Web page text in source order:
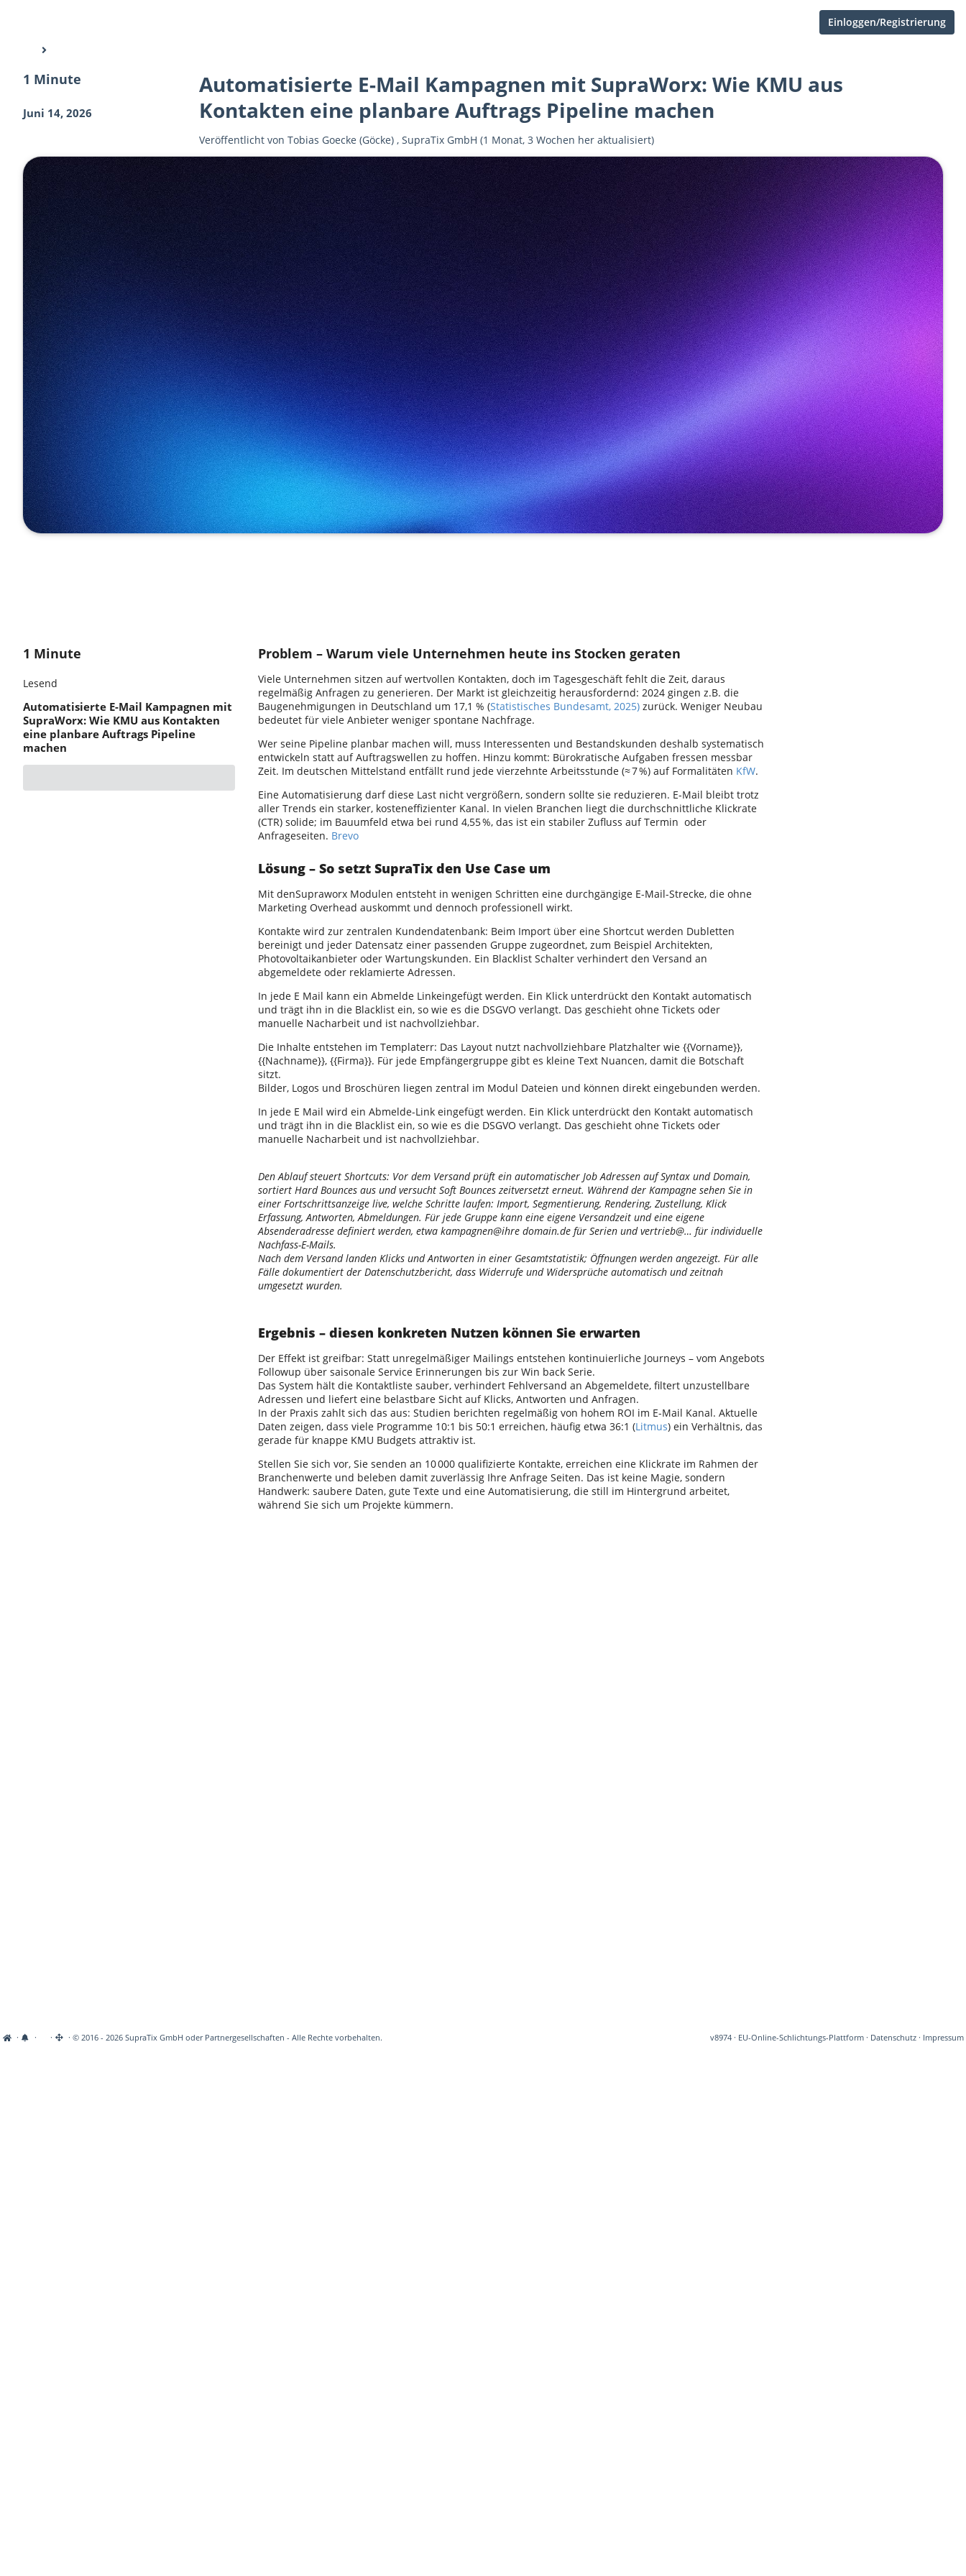
Einloggen/Registrierung
1 Minute
Juni 14, 2026
Automatisierte E-Mail Kampagnen mit SupraWorx: Wie KMU aus
Kontakten eine planbare Auftrags Pipeline machen
Veröffentlicht vonTobias Goecke (Göcke) ,SupraTix GmbH (1 Monat, 3 Wochen her aktualisiert)
1 Minute
Lesend
Automatisierte E-Mail Kampagnen mit
SupraWorx: Wie KMU aus Kontakten
eine planbare Auftrags Pipeline
machen
Problem – Warum viele Unternehmen heute ins Stocken geraten
Viele Unternehmen sitzen auf wertvollen Kontakten, doch im Tagesgeschäft fehlt die Zeit, daraus
regelmäßig Anfragen zu generieren. Der Markt ist gleichzeitig herausfordernd: 2024 gingen z.B. die
Baugenehmigungen in Deutschland um 17,1 % (Statistisches Bundesamt, 2025) zurück. Weniger Neubau
bedeutet für viele Anbieter weniger spontane Nachfrage.
Wer seine Pipeline planbar machen will, muss Interessenten und Bestandskunden deshalb systematisch
entwickeln statt auf Auftragswellen zu hoffen. Hinzu kommt: Bürokratische Aufgaben fressen messbar
Zeit. Im deutschen Mittelstand entfällt rund jede vierzehnte Arbeitsstunde (≈ 7 %) auf Formalitäten KfW.
Eine Automatisierung darf diese Last nicht vergrößern, sondern sollte sie reduzieren. E-Mail bleibt trotz
aller Trends ein starker, kosteneffizienter Kanal. In vielen Branchen liegt die durchschnittliche Klickrate
(CTR) solide; im Bauumfeld etwa bei rund 4,55 %, das ist ein stabiler Zufluss auf Termin oder
Anfrageseiten. Brevo
Lösung – So setzt SupraTix den Use Case um
Mit denSupraworx Modulen entsteht in wenigen Schritten eine durchgängige E-Mail-Strecke, die ohne
Marketing Overhead auskommt und dennoch professionell wirkt.
Kontakte wird zur zentralen Kundendatenbank: Beim Import über eine Shortcut werden Dubletten
bereinigt und jeder Datensatz einer passenden Gruppe zugeordnet, zum Beispiel Architekten,
Photovoltaikanbieter oder Wartungskunden. Ein Blacklist Schalter verhindert den Versand an
abgemeldete oder reklamierte Adressen.
In jede E Mail kann ein Abmelde Linkeingefügt werden. Ein Klick unterdrückt den Kontakt automatisch
und trägt ihn in die Blacklist ein, so wie es die DSGVO verlangt. Das geschieht ohne Tickets oder
manuelle Nacharbeit und ist nachvollziehbar.
Die Inhalte entstehen im Templaterr: Das Layout nutzt nachvollziehbare Platzhalter wie {{Vorname}},
{{Nachname}}, {{Firma}}. Für jede Empfängergruppe gibt es kleine Text Nuancen, damit die Botschaft
sitzt.
Bilder, Logos und Broschüren liegen zentral im Modul Dateien und können direkt eingebunden werden.
In jede E Mail wird ein Abmelde-Link eingefügt werden. Ein Klick unterdrückt den Kontakt automatisch
und trägt ihn in die Blacklist ein, so wie es die DSGVO verlangt. Das geschieht ohne Tickets oder
manuelle Nacharbeit und ist nachvollziehbar.
Den Ablauf steuert Shortcuts: Vor dem Versand prüft ein automatischer Job Adressen auf Syntax und Domain,
sortiert Hard Bounces aus und versucht Soft Bounces zeitversetzt erneut. Während der Kampagne sehen Sie in
einer Fortschrittsanzeige live, welche Schritte laufen: Import, Segmentierung, Rendering, Zustellung, Klick
Erfassung, Antworten, Abmeldungen. Für jede Gruppe kann eine eigene Versandzeit und eine eigene
Absenderadresse definiert werden, etwa kampagnen@ihre domain.de für Serien und vertrieb@… für individuelle
Nachfass-E-Mails.
Nach dem Versand landen Klicks und Antworten in einer Gesamtstatistik; Öffnungen werden angezeigt. Für alle
Fälle dokumentiert der Datenschutzbericht, dass Widerrufe und Widersprüche automatisch und zeitnah
umgesetzt wurden.
Ergebnis – diesen konkreten Nutzen können Sie erwarten
Der Effekt ist greifbar: Statt unregelmäßiger Mailings entstehen kontinuierliche Journeys – vom Angebots
Followup über saisonale Service Erinnerungen bis zur Win back Serie.
Das System hält die Kontaktliste sauber, verhindert Fehlversand an Abgemeldete, filtert unzustellbare
Adressen und liefert eine belastbare Sicht auf Klicks, Antworten und Anfragen.
In der Praxis zahlt sich das aus: Studien berichten regelmäßig von hohem ROI im E-Mail Kanal. Aktuelle
Daten zeigen, dass viele Programme 10:1 bis 50:1 erreichen, häufig etwa 36:1 (Litmus) ein Verhältnis, das
gerade für knappe KMU Budgets attraktiv ist.
Stellen Sie sich vor, Sie senden an 10 000 qualifizierte Kontakte, erreichen eine Klickrate im Rahmen der
Branchenwerte und beleben damit zuverlässig Ihre Anfrage Seiten. Das ist keine Magie, sondern
Handwerk: saubere Daten, gute Texte und eine Automatisierung, die still im Hintergrund arbeitet,
während Sie sich um Projekte kümmern.
· · · · © 2016 - 2026 SupraTix GmbH oder Partnergesellschaften - Alle Rechte vorbehalten. v8974· EU-Online-Schlichtungs-Plattform· Datenschutz· Impressum